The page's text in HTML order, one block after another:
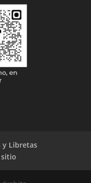
y Libretas
sitio